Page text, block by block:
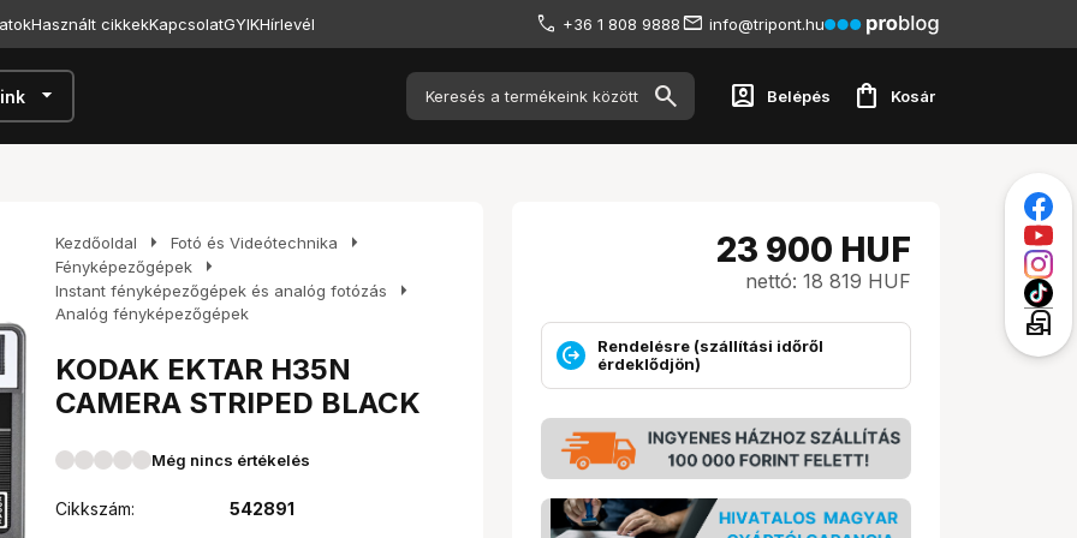
Használt cikkekKapcsolatGYIKHírlevél +36 1 808 9888 info@tripont.hu
arrow_drop_down account_box Belépés shopping_bag Kosár
Kezdőoldal arrow_right Fotó és Videótechnika arrow_right
Fényképezőgépek arrow_right
Instant fényképezőgépek és analóg fotózás arrow_right
Analóg fényképezőgépek
KODAK EKTAR H35N
CAMERA STRIPED BLACK
Még nincs értékelés
Cikkszám:
542891
23 900 HUF
nettó: 18 819 HUF
Rendelésre (szállítási időről
érdeklődjön)
local_post_office